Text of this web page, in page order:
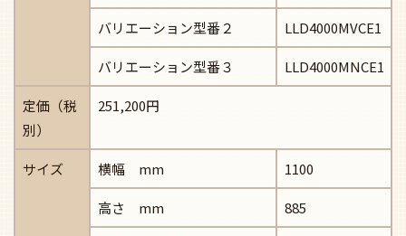
バリエーション型番２ LLD4000MVCE1
バリエーション型番３ LLD4000MNCE1
定価（税
別）
251,200円
サイズ 横幅 mm 1100
高さ mm 885